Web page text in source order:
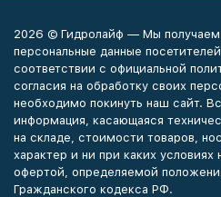
2026 © Гидролайф — Мы получаем
персональные данные
соответствии с официальной
согласия на обработку своих
необходимо покинуть наш сайт.
информация, касающаяся
на складе, стоимости товаров,
характер и ни при каких условиях
офертой, определяемой
Гражданского кодекса РФ.